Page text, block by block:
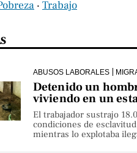
‧ Trabajo
ABUSOS LABORALES
Detenido un
viviendo en un
El trabajador sustrajo
condiciones de
mientras lo explotaba